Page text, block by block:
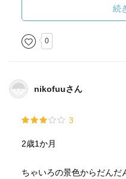
「どしどし あるかないで
たねを うえてあります
たねは いっしょうけんめ
『どしどし』がおかしく
こちらの作品では、春が来
どうしてかな？と思った
（ちなみに『はるにあ
続
0
nikofuuさん
3
2歳1か月
ちゃいろの景色からだんだ